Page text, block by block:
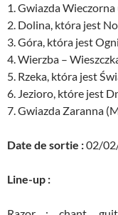
1. Gwiazda Wieczorna
2. Dolina, która jest
3. Góra, która jest
4. Wierzba –
5. Rzeka, która jest
6. Jezioro, które jest
7. Gwiazda Zaranna
Date de sortie :02/
Line-up :